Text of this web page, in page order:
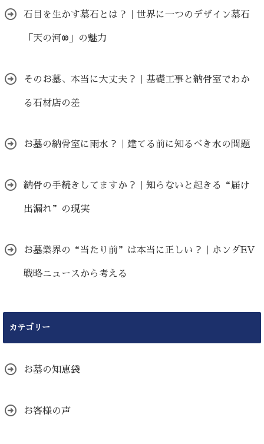
石目を生かす墓石とは？｜世界に一つのデザイン墓石
「天の河®」の魅力
そのお墓、本当に大丈夫？｜基礎工事と納骨室でわか
る石材店の差
お墓の納骨室に雨水？｜建てる前に知るべき水の問題
納骨の手続きしてますか？｜知らないと起きる“届け
出漏れ”の現実
お墓業界の“当たり前”は本当に正しい？｜ホンダEV
戦略ニュースから考える
カテゴリー
お墓の知恵袋
お客様の声